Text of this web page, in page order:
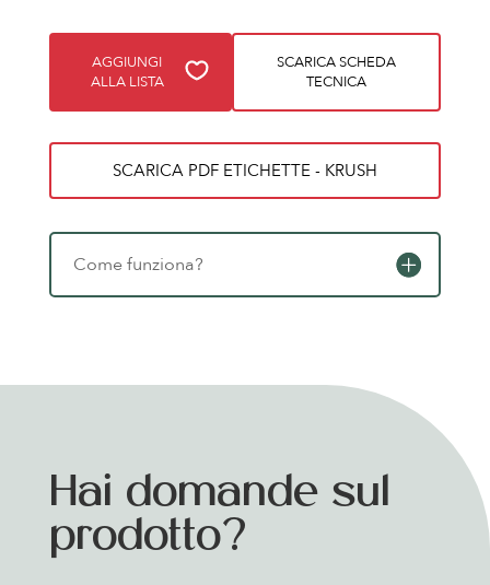
AGGIUNGI
ALLA LISTA
SCARICA SCHEDA
TECNICA
SCARICA PDF ETICHETTE - KRUSH
Come funziona?
Hai domande sul
prodotto?